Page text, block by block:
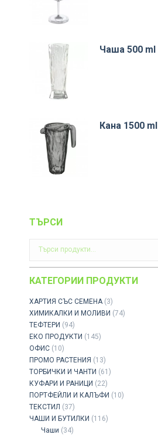
Чаша 500 ml
Кана 1500 ml
ТЪРСИ
КАТЕГОРИИ ПРОДУКТИ
ХАРТИЯ СЪС СЕМЕНА (3)
ХИМИКАЛКИ И МОЛИВИ (74)
ТЕФТЕРИ (94)
ЕКО ПРОДУКТИ (145)
ОФИС (10)
ПРОМО РАСТЕНИЯ (13)
ТОРБИЧКИ И ЧАНТИ (61)
КУФАРИ И РАНИЦИ (22)
ПОРТФЕЙЛИ И КАЛЪФИ (10)
ТЕКСТИЛ (37)
ЧАШИ И БУТИЛКИ (116)
Чаши (34)